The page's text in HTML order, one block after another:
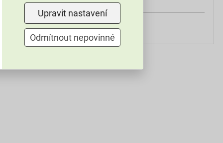
0600-1 FB, P, B, 1, 2, 3, S
Upravit nastavení
Odmítnout nepovinné